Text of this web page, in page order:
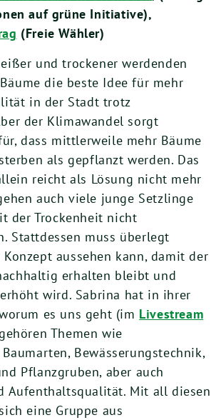
auf grüne Initiative),
(Freie Wähler)
und trockener werdenden
die beste Idee für mehr
in der Stadt trotz
der Klimawandel sorgt
dass mittlerweile mehr Bäume
als gepflanzt werden. Das
reicht als Lösung nicht mehr
auch viele junge Setzlinge
der Trockenheit nicht
Stattdessen muss überlegt
aussehen kann, damit der
erhalten bleibt und
wird. Sabrina hat in ihrer
es uns geht (im Livestream
Themen wie
Bewässerungstechnik,
Pflanzgruben, aber auch
Aufenthaltsqualität. Mit all diesen
eine Gruppe aus